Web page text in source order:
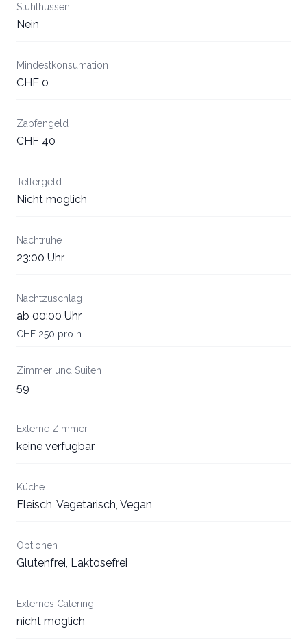
Stuhlhussen
Nein
Mindestkonsumation
CHF 0
Zapfengeld
CHF 40
Tellergeld
Nicht möglich
Nachtruhe
23:00 Uhr
Nachtzuschlag
ab 00:00 Uhr
CHF 250 pro h
Zimmer und Suiten
59
Externe Zimmer
keine verfügbar
Küche
Fleisch, Vegetarisch, Vegan
Optionen
Glutenfrei, Laktosefrei
Externes Catering
nicht möglich